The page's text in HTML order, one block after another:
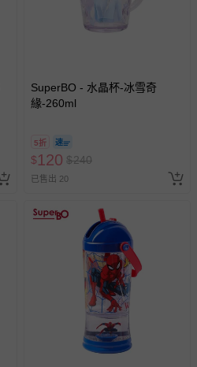
SuperBO - 水晶杯-冰雪奇
緣-260ml
5折
$120 $240
已售出 20